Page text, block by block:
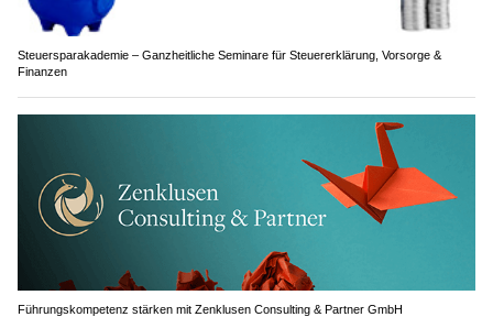
Steuersparakademie – Ganzheitliche Seminare für Steuererklärung, Vorsorge &
Finanzen
Führungskompetenz stärken mit Zenklusen Consulting & Partner GmbH